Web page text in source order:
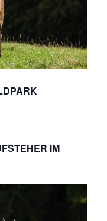
H
T
E
N
IM